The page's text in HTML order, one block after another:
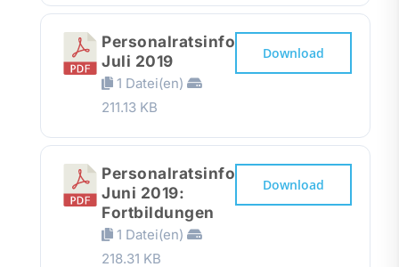
Personalratsinfo
Juli 2019
1 Datei(en)
211.13 KB
Download
Personalratsinfo
Juni 2019:
Fortbildungen
1 Datei(en)
218.31 KB
Download